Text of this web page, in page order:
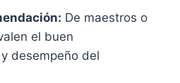
De maestros o
el buen
desempeño del